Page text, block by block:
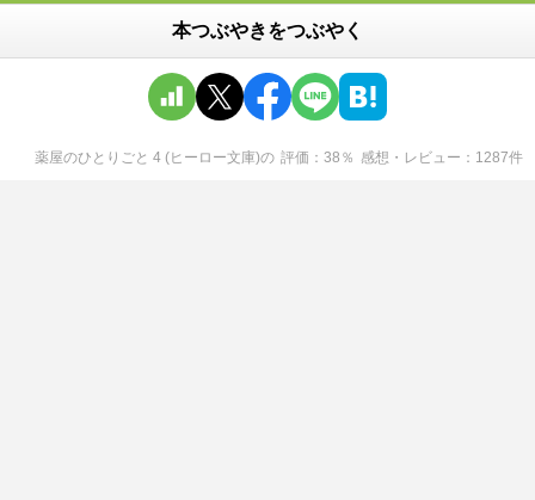
本つぶやきをつぶやく
薬屋のひとりごと 4 (ヒーロー文庫)の 評価 38 ％ 感想・レビュー 1287件